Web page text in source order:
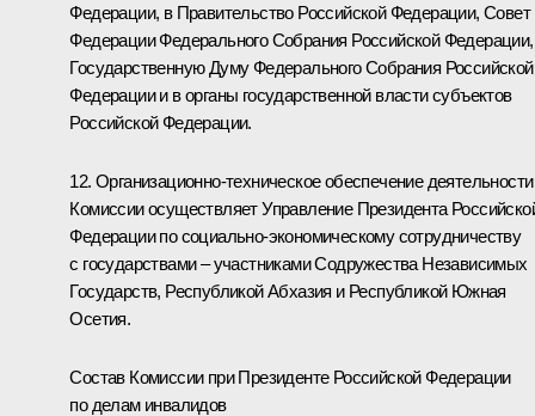
Федерации, в Правительство Российской Федерации, Совет
Федерации Федерального Собрания Российской Федерации,
Государственную Думу Федерального Собрания Российской
Федерации и в органы государственной власти субъектов
Российской Федерации.
12. Организационно-техническое обеспечение деятельности
Комиссии осуществляет Управление Президента
Федерации по социально-экономическому сотрудничеству
с государствами – участниками Содружества Независимых
Государств, Республикой Абхазия и Республикой Южная
Осетия.
Состав Комиссии при Президенте Российской Федерации
по делам инвалидов